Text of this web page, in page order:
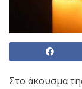
Στο άκουσμα